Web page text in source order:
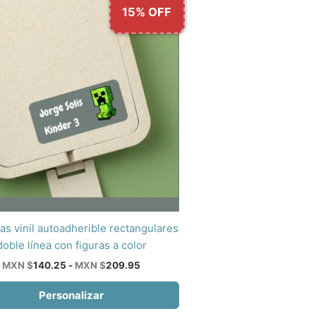
15% OFF
vinil autoadherible rectangulares
línea con figuras a color
MXN $140.25 - MXN $209.95
MXN
Personalizar